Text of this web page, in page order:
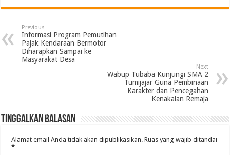
Previous
Informasi Program Pemutihan
Pajak Kendaraan Bermotor
Diharapkan Sampai ke
Masyarakat Desa
Next
Wabup Tubaba Kunjungi SMA 2
Tumijajar Guna Pembinaan
Karakter dan Pencegahan
Kenakalan Remaja
Tinggalkan Balasan
Alamat email Anda tidak akan dipublikasikan. Ruas yang wajib ditandai
*